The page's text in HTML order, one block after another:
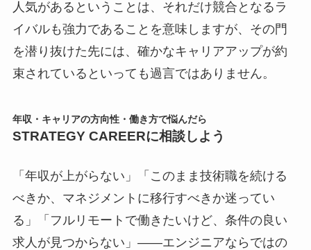
人気があるということは、それだけ競合となるラ
イバルも強力であることを意味しますが、その門
を潜り抜けた先には、確かなキャリアアップが約
束されているといっても過言ではありません。
年収・キャリアの方向性・働き方で悩んだら
STRATEGY CAREERに相談しよう
「年収が上がらない」「このまま技術職を続ける
べきか、マネジメントに移行すべきか迷ってい
る」「フルリモートで働きたいけど、条件の良い
求人が見つからない」――エンジニアならではの